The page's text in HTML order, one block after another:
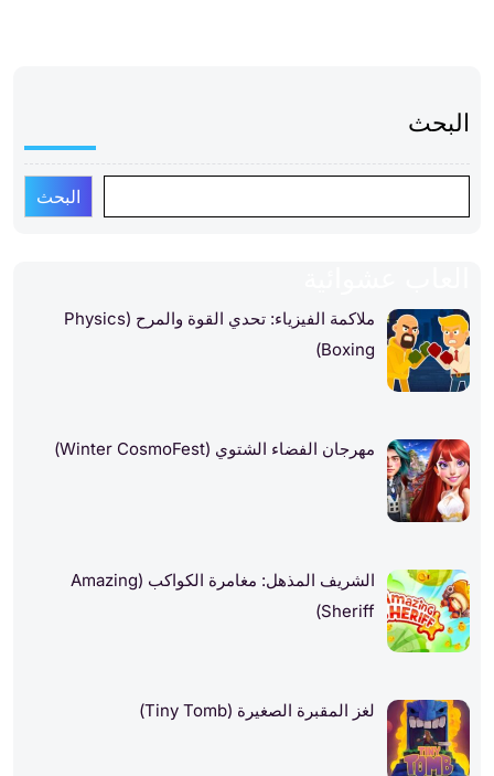
البحث
البحث
ملاكمة الفيزياء: تحدي القوة والمرح (Physics
Boxing)
مهرجان الفضاء الشتوي (Winter CosmoFest)
الشريف المذهل: مغامرة الكواكب (Amazing
Sheriff)
لغز المقبرة الصغيرة (Tiny Tomb)